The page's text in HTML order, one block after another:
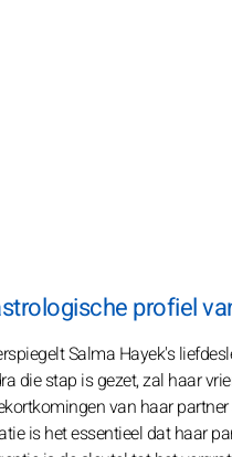
profiel
Salma Hayek's
die stap is gezet, zal haar
van haar
is het essentieel dat haar